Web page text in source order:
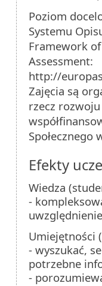
Poziom
Systemu
Framework
Assessment:
http://
Zajęcia są
rzecz
Społecznego
Efekty
Wiedza
-
Umiejętności
- wyszukać,
potrzebne
-